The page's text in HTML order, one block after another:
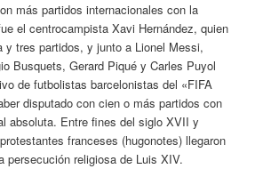
más partidos internacionales con la
el centrocampista Xavi Hernández, quien
y tres partidos, y junto a Lionel Messi,
Busquets, Gerard Piqué y Carles Puyol
de futbolistas barcelonistas del «FIFA
disputado con cien o más partidos con
absoluta. Entre fines del siglo XVII y
franceses (hugonotes) llegaron
persecución religiosa de Luis XIV.